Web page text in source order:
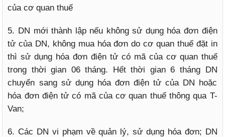
của cơ quan thuế
5. DN mới thành lập nếu không sử dụng hóa đơn điện
tử của DN, không mua hóa đơn do cơ quan thuế đặt in
thì sử dụng hóa đơn điện tử có mã của cơ quan thuế
trong thời gian 06 tháng. Hết thời gian 6 tháng DN
chuyển sang sử dụng hóa đơn điện tử của DN hoặc
hóa đơn điện tử có mã của cơ quan thuế thông qua T-
Van;
6. Các DN vi phạm về quản lý, sử dụng hóa đơn; DN